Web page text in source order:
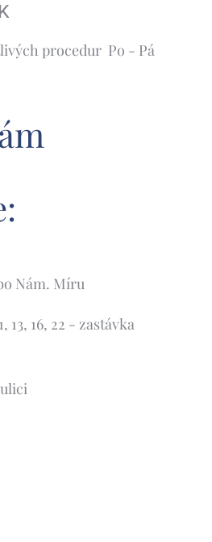
procedur Po - Pá
Nám. Míru
13, 16, 22 - zastávka